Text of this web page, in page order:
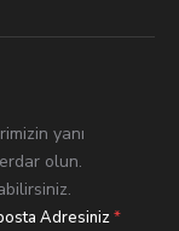
yanı
olun.
Adresiniz*